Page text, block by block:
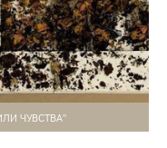
ЧУВСТВА''